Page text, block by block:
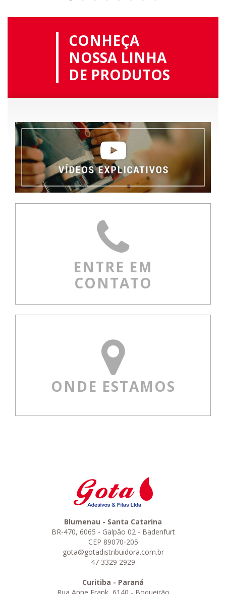
CONHEÇA
NOSSA LINHA
DE PRODUTOS
ENTRE EM
CONTATO
ONDE ESTAMOS
Blumenau - Santa Catarina
BR-470, 6065 - Galpão 02 - Badenfurt
CEP 89070-205
gota@gotadistribuidora.com.br
47 3329 2929
Curitiba - Paraná